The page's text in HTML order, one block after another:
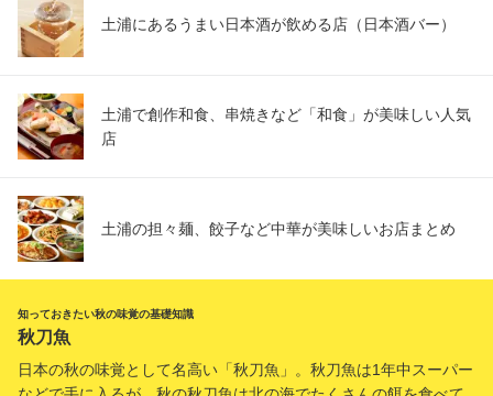
土浦にあるうまい日本酒が飲める店（日本酒バー）
土浦で創作和食、串焼きなど「和食」が美味しい人気
店
土浦の担々麺、餃子など中華が美味しいお店まとめ
知っておきたい秋の味覚の基礎知識
秋刀魚
日本の秋の味覚として名高い「秋刀魚」。秋刀魚は1年中スーパー